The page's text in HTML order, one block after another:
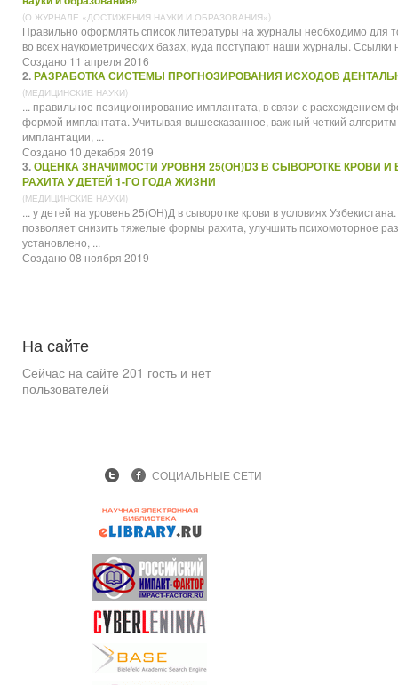
(О ЖУРНАЛЕ «ДОСТИЖЕНИЯ НАУКИ И ОБРАЗОВАНИЯ»)
Правильно оформлять список литературы на журналы необходимо для
во всех наукометрических базах, куда поступают наши журналы.
Создано 11 апреля 2016
2.РАЗРАБОТКА СИСТЕМЫ ПРОГНОЗИРОВАНИЯ ИСХОДОВ
(МЕДИЦИНСКИЕ НАУКИ)
... правильное позиционирование имплантата, в связи с расхождением
формой имплантата. Учитывая вышесказанное, важный четкий
имплантации, ...
Создано 10 декабря 2019
3.ОЦЕНКА ЗНАЧИМОСТИ УРОВНЯ 25(ОН)D3 В СЫВОРОТКЕ КРОВИ
РАХИТА У ДЕТЕЙ 1-ГО ГОДА ЖИЗНИ
(МЕДИЦИНСКИЕ НАУКИ)
... у детей на уровень 25(ОН)Д в сыворотке крови в условиях Узбекистана.
позволяет снизить тяжелые формы рахита, улучшить психомоторное
установлено, ...
Создано 08 ноября 2019
На сайте
Сейчас на сайте 201 гость и нет
пользователей
СОЦИАЛЬНЫЕ СЕТИ